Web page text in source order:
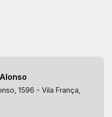
1596 - Vila França,